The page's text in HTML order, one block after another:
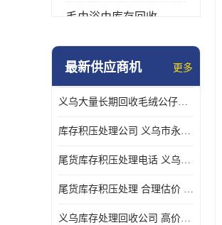
毛巾浴巾库存回收
水杯保温杯库存回收
五金工具库存回收
库存厨具回收
最新供应商机 更多
义乌大量长期回收毛绒公仔公司 高价回收库存积压 高价回收 欢迎电话咨询
库存积压处理公司 义乌市永峰贸易商行
尾货库存积压处理电话 义乌市永峰贸易商行
尾货库存积压处理 合理估价 量大量小均可
义乌库存处理回收公司 高价回收库存积压 大量尾货回收